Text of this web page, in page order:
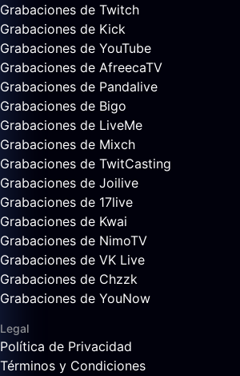
Grabaciones de Twitch
Grabaciones de Kick
Grabaciones de YouTube
Grabaciones de AfreecaTV
Grabaciones de Pandalive
Grabaciones de Bigo
Grabaciones de LiveMe
Grabaciones de Mixch
Grabaciones de TwitCasting
Grabaciones de Joilive
Grabaciones de 17live
Grabaciones de Kwai
Grabaciones de NimoTV
Grabaciones de VK Live
Grabaciones de Chzzk
Grabaciones de YouNow
Legal
Política de Privacidad
Términos y Condiciones